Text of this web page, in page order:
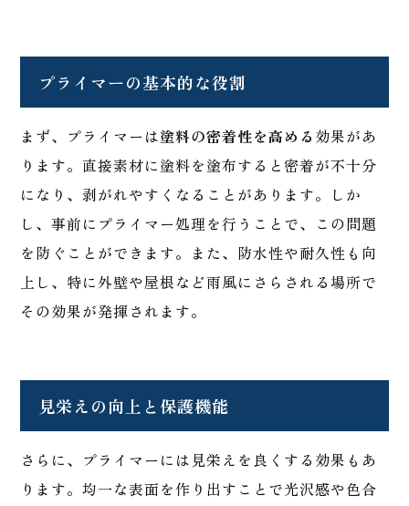
プライマーの基本的な役割
まず、プライマーは塗料の密着性を高める 効果があ
ります。直接素材に塗料を塗布すると密着が不十分
になり、剥がれやすくなることがあります。しか
し、事前にプライマー処理を行うことで、この問題
を防ぐことができます。また、防水性や耐久性も向
上し、特に外壁や屋根など雨風にさらされる場所で
その効果が発揮されます。
見栄えの向上と保護機能
さらに、プライマーには見栄えを良くする効果もあ
ります。均一な表面を作り出すことで光沢感や色合